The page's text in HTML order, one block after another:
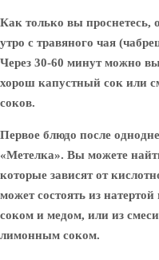
Как только вы проснетесь,
утро с травяного чая
Через 30-60 минут можно
хорош капустный сок или
соков.
Первое блюдо после
«Метелка». Вы можете
которые зависят от
может состоять из
соком и медом, или из
лимонным соком.